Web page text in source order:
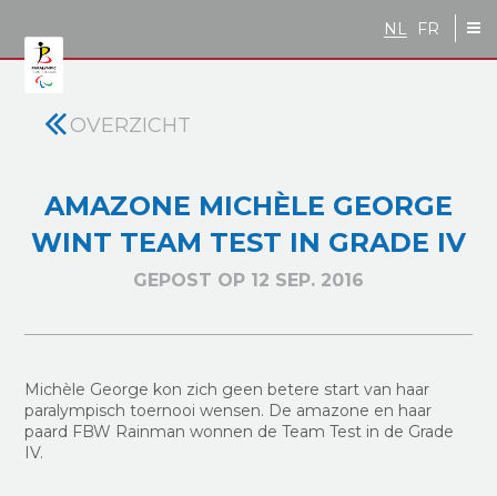
NL FR
OVERZICHT
AMAZONE MICHÈLE GEORGE
WINT TEAM TEST IN GRADE IV
GEPOST OP 12 SEP. 2016
Michèle George kon zich geen betere start van haar
paralympisch toernooi wensen. De amazone en haar
paard FBW Rainman wonnen de Team Test in de Grade
IV.